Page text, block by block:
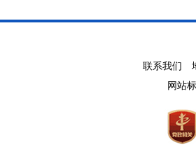
联系我们
网站